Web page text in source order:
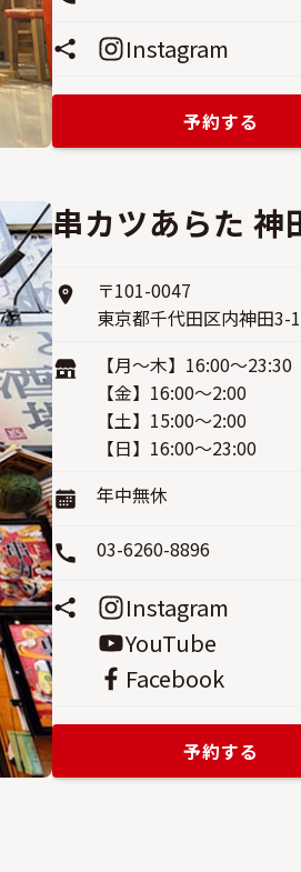
Instagram
予約する
串カツあらた 神
〒101-0047
東京都千代田区内神田3-
【月〜木】16:00〜23:30
【金】16:00〜2:00
【土】15:00〜2:00
【日】16:00〜23:00
年中無休
03-6260-8896
Instagram
YouTube
Facebook
予約する